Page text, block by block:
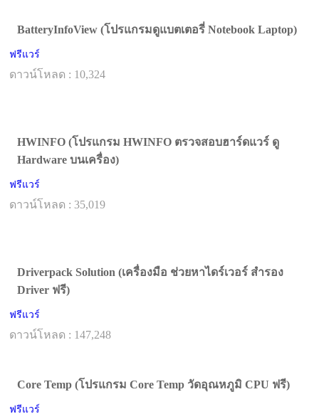
BatteryInfoView (โปรแกรมดูแบตเตอรี่ Notebook Laptop)
ฟรีแวร์
ดาวน์โหลด : 10,324
HWINFO (โปรแกรม HWINFO ตรวจสอบฮาร์ดแวร์ ดู
Hardware บนเครื่อง)
ฟรีแวร์
ดาวน์โหลด : 35,019
Driverpack Solution (เครื่องมือ ช่วยหาไดร์เวอร์ สำรอง
Driver ฟรี)
ฟรีแวร์
ดาวน์โหลด : 147,248
Core Temp (โปรแกรม Core Temp วัดอุณหภูมิ CPU ฟรี)
ฟรีแวร์